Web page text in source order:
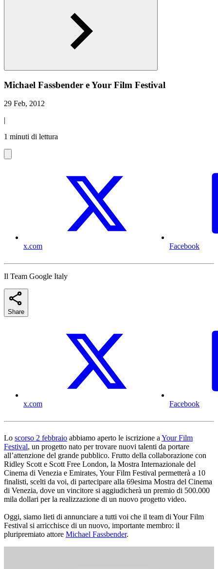
Michael Fassbender e Your Film Festival
29 Feb, 2012
|
1 minuti di lettura
x.com Facebook
Il Team Google Italy
Share
x.com Facebook
Lo scorso 2 febbraio abbiamo aperto le iscrizione aYour Film
Festival, un progetto nato per trovare nuovi talenti da portare
all’attenzione del grande pubblico. Frutto della collaborazione con
Ridley Scott e Scott Free London, la Mostra Internazionale del
Cinema di Venezia e Emirates, Your Film Festival permetterà a 10
finalisti, scelti da voi, di partecipare alla 69esima Mostra del Cinema
di Venezia, dove un vincitore si aggiudicherà un premio di 500.000
mila dollari per la realizzazione di un nuovo progetto video.
Oggi, siamo lieti di annunciare a tutti voi che il team di Your Film
Festival si arricchisce di un nuovo, importante membro: il
pluripremiato attore Michael Fassbender.